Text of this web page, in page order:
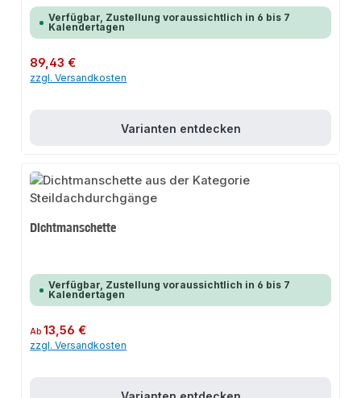
Verfügbar, Zustellung voraussichtlich in 6 bis 7
Kalendertagen
Regulärer Preis:
89,43 €
zzgl. Versandkosten
Varianten entdecken
Dichtmanschette
Verfügbar, Zustellung voraussichtlich in 6 bis 7
Kalendertagen
Regulärer Preis:
Ab13,56 €
zzgl. Versandkosten